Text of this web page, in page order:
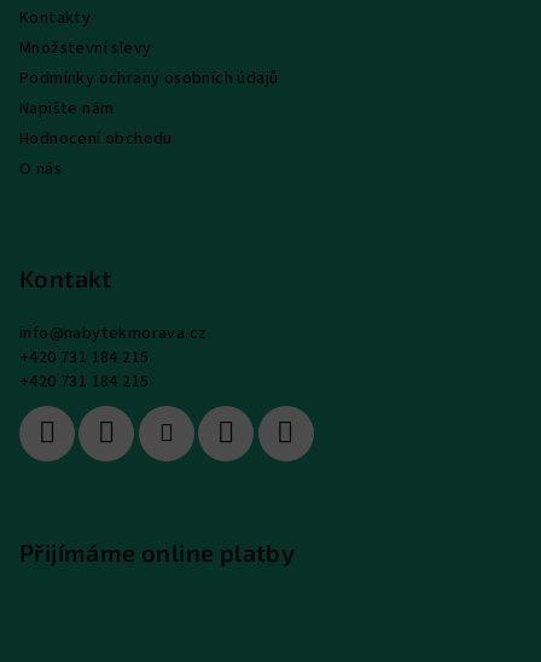
Kontakty
Množstevní slevy
Podmínky ochrany osobních údajů
Napište nám
Hodnocení obchodu
O nás
Kontakt
info@nabytekmorava.cz
+420 731 184 215
+420 731 184 215
Přijímáme online platby